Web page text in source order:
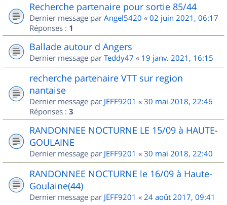
Recherche partenaire pour sortie 85/44
Dernier message par Angel5420 « 02 juin 2021, 06:17
Réponses : 1
Ballade autour d Angers
Dernier message par Teddy47 « 19 janv. 2021, 16:15
recherche partenaire VTT sur region
nantaise
Dernier message par JEFF9201 « 30 mai 2018, 22:46
Réponses : 3
RANDONNEE NOCTURNE LE 15/09 à HAUTE-
GOULAINE
Dernier message par JEFF9201 « 30 mai 2018, 22:40
RANDONNEE NOCTURNE le 16/09 à Haute-
Goulaine(44)
Dernier message par JEFF9201 « 24 août 2017, 09:41